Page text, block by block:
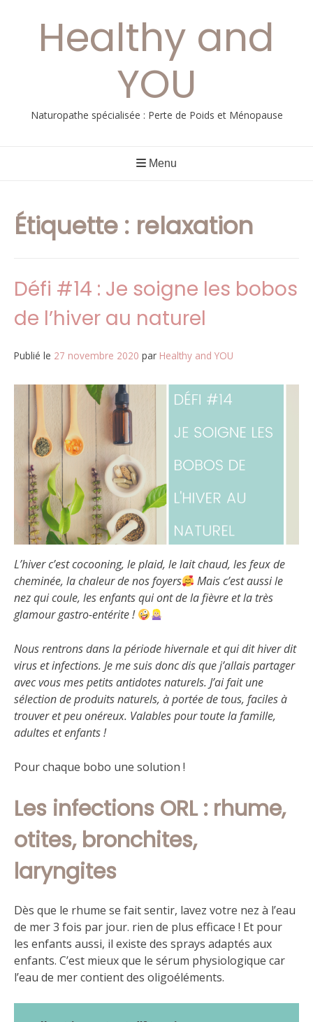
Healthy and
YOU
Naturopathe spécialisée : Perte de Poids et Ménopause
Menu
Étiquette : relaxation
Défi #14 : Je soigne les bobos
de l’hiver au naturel
Publié le 27 novembre 2020 par Healthy and YOU
L’hiver c’est cocooning, le plaid, le lait chaud, les feux de
cheminée, la chaleur de nos foyers
Mais c’est aussi le
nez qui coule, les enfants qui ont de la fièvre et la très
glamour gastro-entérite !
Nous rentrons dans la période hivernale et qui dit hiver dit
virus et infections. Je me suis donc dis que j’allais partager
avec vous mes petits antidotes naturels. J’ai fait une
sélection de produits naturels, à portée de tous, faciles à
trouver et peu onéreux. Valables pour toute la famille,
adultes et enfants !
Pour chaque bobo une solution !
Les infections ORL : rhume,
otites, bronchites,
laryngites
Dès que le rhume se fait sentir, lavez votre nez à l’eau
de mer 3 fois par jour. rien de plus efficace ! Et pour
les enfants aussi, il existe des sprays adaptés aux
enfants. C’est mieux que le sérum physiologique car
l’eau de mer contient des oligoéléments.